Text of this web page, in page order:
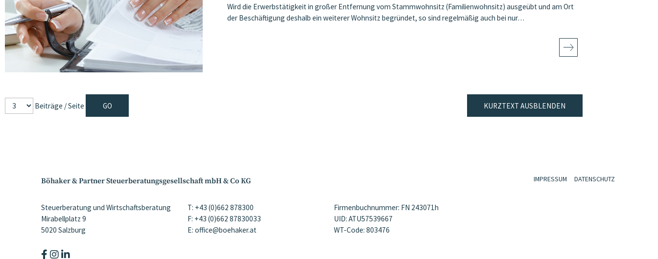
Wird die Erwerbstätigkeit in großer Entfernung vom Stammwohnsitz (Familienwohnsitz) ausgeübt und am Ort
der Beschäftigung deshalb ein weiterer Wohnsitz begründet, so sind regelmäßig auch bei nur…
Beiträge / Seite KURZTEXT AUSBLENDEN
Böhaker & Partner Steuerberatungsgesellschaft mbH & Co KG
Steuerberatung und Wirtschaftsberatung
Mirabellplatz 9
5020 Salzburg
T: +43 (0)662 878300
F: +43 (0)662 87830033
E: office@boehaker.at
Firmenbuchnummer: FN 243071h
UID: ATU57539667
WT-Code: 803476
IMPRESSUM DATENSCHUTZ